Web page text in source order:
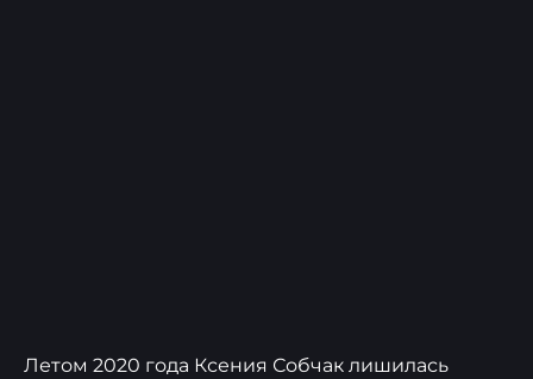
Летом 2020 года Ксения Собчак лишилась